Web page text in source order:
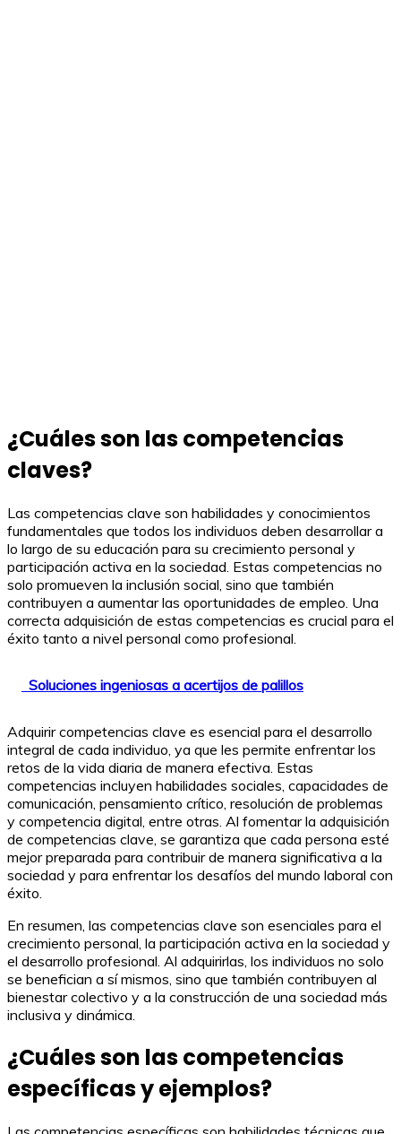
¿Cuáles son las competencias
claves?
Las competencias clave son habilidades y conocimientos
fundamentales que todos los individuos deben desarrollar a
lo largo de su educación para su crecimiento personal y
participación activa en la sociedad. Estas competencias no
solo promueven la inclusión social, sino que también
contribuyen a aumentar las oportunidades de empleo. Una
correcta adquisición de estas competencias es crucial para el
éxito tanto a nivel personal como profesional.
Soluciones ingeniosas a acertijos de palillos
Adquirir competencias clave es esencial para el desarrollo
integral de cada individuo, ya que les permite enfrentar los
retos de la vida diaria de manera efectiva. Estas
competencias incluyen habilidades sociales, capacidades de
comunicación, pensamiento crítico, resolución de problemas
y competencia digital, entre otras. Al fomentar la adquisición
de competencias clave, se garantiza que cada persona esté
mejor preparada para contribuir de manera significativa a la
sociedad y para enfrentar los desafíos del mundo laboral con
éxito.
En resumen, las competencias clave son esenciales para el
crecimiento personal, la participación activa en la sociedad y
el desarrollo profesional. Al adquirirlas, los individuos no solo
se benefician a sí mismos, sino que también contribuyen al
bienestar colectivo y a la construcción de una sociedad más
inclusiva y dinámica.
¿Cuáles son las competencias
específicas y ejemplos?